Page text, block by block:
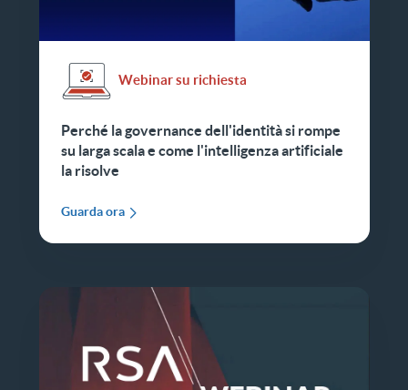
Webinar su richiesta
Perché la governance dell'identità si rompe
su larga scala e come l'intelligenza artificiale
la risolve
Guarda ora